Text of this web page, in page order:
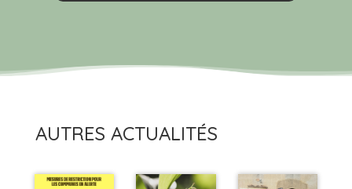
AUTRES ACTUALITÉS